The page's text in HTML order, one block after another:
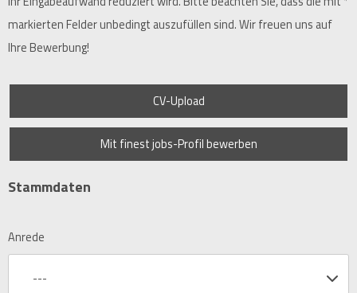
markierten Felder unbedingt auszufüllen sind. Wir freuen uns auf
Ihre Bewerbung!
CV-Upload
Mit finest jobs-Profil bewerben
Stammdaten
Anrede
---